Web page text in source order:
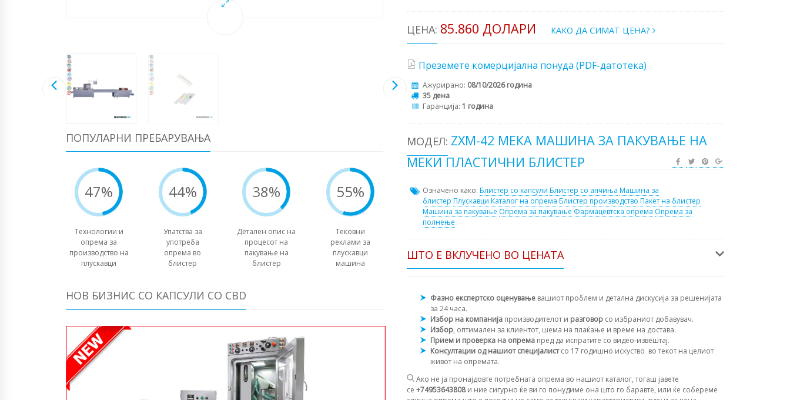
ПОПУЛАРНИ ПРЕБАРУВАЊА
47%
Технологии и
опрема за
производство на
плускавци
44%
Упатства за
употреба
опрема во
блистер
38%
Детален опис на
процесот на
пакување на
блистер
55%
Тековни
реклами за
плускавци
машина
НОВ БИЗНИС СО КАПСУЛИ СО CBD
ЦЕНА: 85.860 ДОЛАРИ КАКО ДА СИМАТ ЦЕНА?
Преземете комерцијална понуда (PDF-датотека)
Ажурирано: 08/10/2026 година
35 дена
Гаранција: 1 година
МОДЕЛ: ZXM-42 МЕКА МАШИНА ЗА ПАКУВАЊЕ НА
МЕКИ ПЛАСТИЧНИ БЛИСТЕР
Означено како: Блистер со капсули Блистер со апчиња Машина за
блистер Плускавци Каталог на опрема Блистер производство Пакет на блистер
Машина за пакување Опрема за пакување Фармацевтска опрема Опрема за
полнење
ШТО Е ВКЛУЧЕНО ВО ЦЕНАТА
Фазно експертско оценување вашиот проблем и детална дискусија за решенијата
за 24 часа.
Избор на компанија производителот и разговор со избраниот добавувач.
Избор, оптимален за клиентот, шема на плаќање и време на достава.
Прием и проверка на опрема пред да испратите со видео-извештај.
Консултации од нашиот специјалистсо 17 годишно искуство во текот на целиот
живот на опремата.
Ако не ја пронајдовте потребната опрема во нашиот каталог, тогаш јавете
се +74953643808и ние сигурно ќе ви го понудиме она што го баравте, или ќе собереме